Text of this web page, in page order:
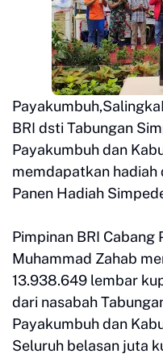
BRI dsti Tabungan
Payakumbuh dan
memdapatkan hadiah
Panen Hadiah
Pimpinan BRI Cabang
Muhammad Zahab
13.938.649 lembar
dari nasabah
Payakumbuh dan
Seluruh belasan juta